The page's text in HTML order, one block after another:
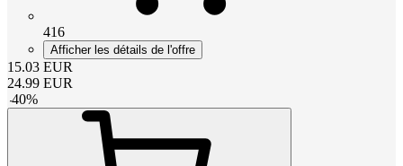
416
Afficher les détails de l'offre
15.03 EUR
24.99 EUR
-40%